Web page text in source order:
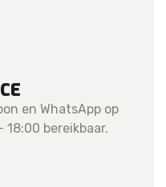
en WhatsApp op
18:00 bereikbaar.